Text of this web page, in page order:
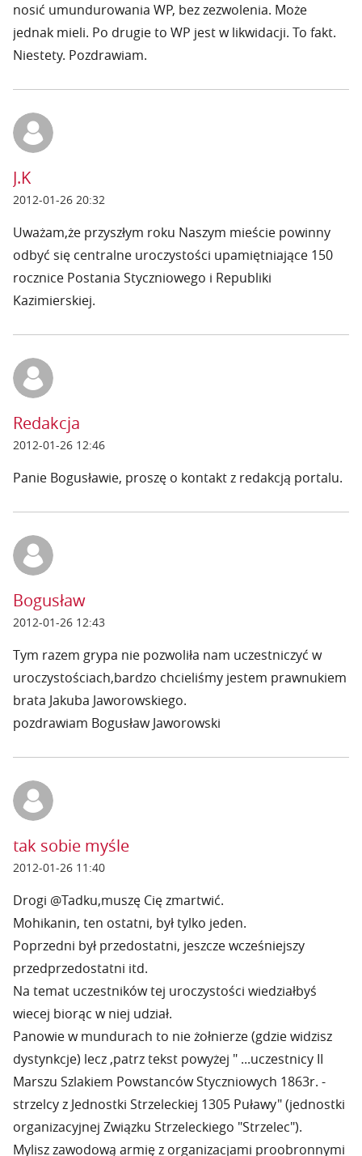
nosić umundurowania WP, bez zezwolenia. Może
jednak mieli. Po drugie to WP jest w likwidacji. To fakt.
Niestety. Pozdrawiam.
J.K
2012-01-26 20:32
Uważam,że przyszłym roku Naszym mieście powinny
odbyć się centralne uroczystości upamiętniające 150
rocznice Postania Styczniowego i Republiki
Kazimierskiej.
Redakcja
2012-01-26 12:46
Panie Bogusławie, proszę o kontakt z redakcją portalu.
Bogusław
2012-01-26 12:43
Tym razem grypa nie pozwoliła nam uczestniczyć w
uroczystościach,bardzo chcieliśmy jestem prawnukiem
brata Jakuba Jaworowskiego.
pozdrawiam Bogusław Jaworowski
tak sobie myśle
2012-01-26 11:40
Drogi @Tadku,muszę Cię zmartwić.
Mohikanin, ten ostatni, był tylko jeden.
Poprzedni był przedostatni, jeszcze wcześniejszy
przedprzedostatni itd.
Na temat uczestników tej uroczystości wiedziałbyś
wiecej biorąc w niej udział.
Panowie w mundurach to nie żołnierze (gdzie widzisz
dystynkcje) lecz ,patrz tekst powyżej " ...uczestnicy II
Marszu Szlakiem Powstanców Styczniowych 1863r. -
strzelcy z Jednostki Strzeleckiej 1305 Puławy" (jednostki
organizacyjnej Związku Strzeleckiego "Strzelec").
Mylisz zawodową armię z organizacjami proobronnymi